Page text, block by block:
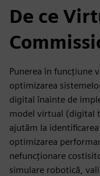
De ce
Punerea în funcțiune
optimizarea
digital înainte de
model virtual (digital
ajutăm la
optimizarea
nefuncționare
simulare robotică,